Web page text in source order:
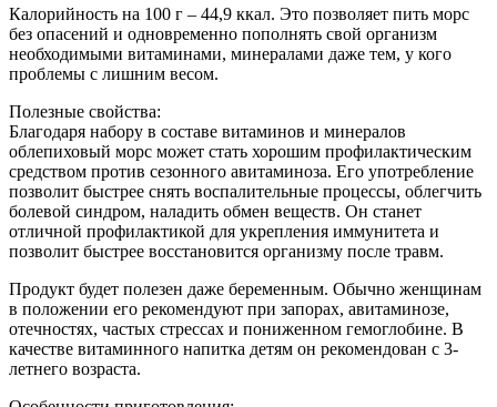
Калорийность на 100 г – 44,9 ккал. Это позволяет пить морс
без опасений и одновременно пополнять свой организм
необходимыми витаминами, минералами даже тем, у кого
проблемы с лишним весом.
Полезные свойства:
Благодаря набору в составе витаминов и минералов
облепиховый морс может стать хорошим профилактическим
средством против сезонного авитаминоза. Его употребление
позволит быстрее снять воспалительные процессы, облегчить
болевой синдром, наладить обмен веществ. Он станет
отличной профилактикой для укрепления иммунитета и
позволит быстрее восстановится организму после травм.
Продукт будет полезен даже беременным. Обычно женщинам
в положении его рекомендуют при запорах, авитаминозе,
отечностях, частых стрессах и пониженном гемоглобине. В
качестве витаминного напитка детям он рекомендован с 3-
летнего возраста.